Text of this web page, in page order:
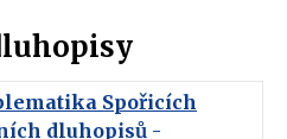
Spořicích
dluhopisů -